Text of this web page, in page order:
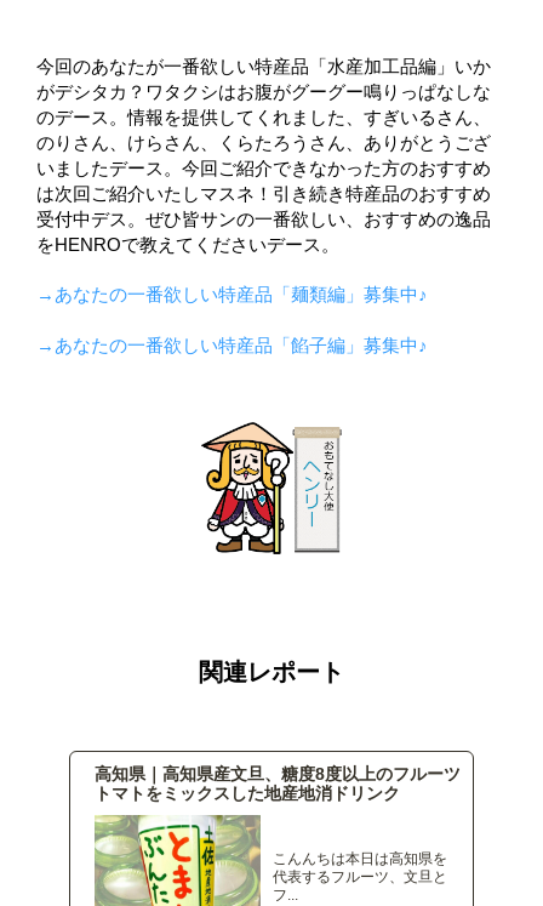
今回のあなたが一番欲しい特産品「水産加工品編」いか
がデシタカ？ワタクシはお腹がグーグー鳴りっぱなしな
のデース。情報を提供してくれました、すぎいるさん、
のりさん、けらさん、くらたろうさん、ありがとうござ
いましたデース。今回ご紹介できなかった方のおすすめ
は次回ご紹介いたしマスネ！引き続き特産品のおすすめ
受付中デス。ぜひ皆サンの一番欲しい、おすすめの逸品
をHENROで教えてくださいデース。
→あなたの一番欲しい特産品「麺類編」募集中♪
→あなたの一番欲しい特産品「餡子編」募集中♪
関連レポート
高知県｜高知県産文旦、糖度8度以上のフルーツ
トマトをミックスした地産地消ドリンク
こんんちは本日は高知県を
代表するフルーツ、文旦と
フ...